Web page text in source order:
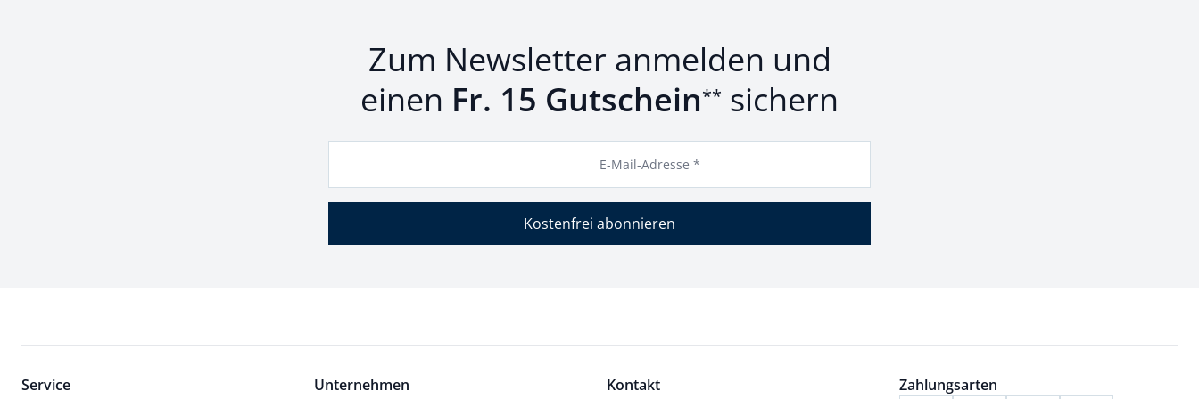
Zum Newsletter anmelden und
einen Fr. 15 Gutschein** sichern
E-Mail-Adresse *
Kostenfrei abonnieren
Service Unternehmen Kontakt Zahlungsarten